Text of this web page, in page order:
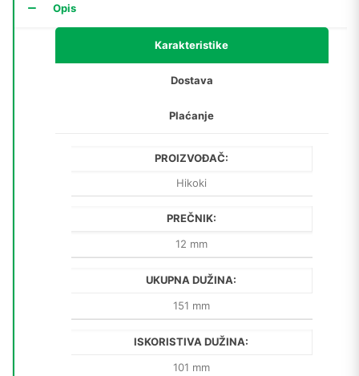
Opis
Karakteristike
Dostava
Plaćanje
PROIZVOĐAČ:
Hikoki
PREČNIK:
12 mm
UKUPNA DUŽINA:
151 mm
ISKORISTIVA DUŽINA:
101 mm